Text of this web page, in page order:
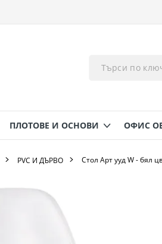
ПЛОТОВЕ И ОСНОВИ ОФИС
PVC И ДЪРВО Стол Арт ууд W - бял